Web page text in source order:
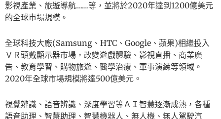
影視產業、旅遊導航……等，並將於2020年達到1200億美元
的全球市場規模。
全球科技大廠(Samsung、HTC、Google、蘋果)相繼投入
ＶＲ頭戴顯示器市場，改變遊戲體驗、影視直播、商業廣
告、教育學習、購物旅遊、醫學治療、軍事演練等領域。
2020年全球市場規模將達500億美元。
視覺辨識、語音辨識、深度學習等ＡＩ智慧逐漸成熟，各種
語音助理、智慧助理、智慧機器人、無人機、無人駕駛汽